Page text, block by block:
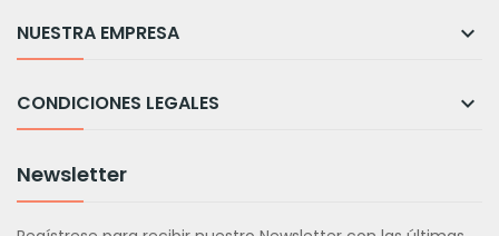
NUESTRA EMPRESA 
CONDICIONES LEGALES 
Newsletter